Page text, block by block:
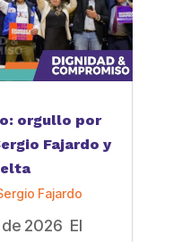
orgullo por
Fajardo y
Fajardo
2026 El